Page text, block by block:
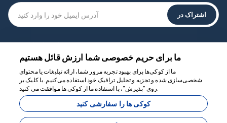
اشتراک در
رسانه های اجتماعی
ما برای حریم خصوصی شما ارزش قائل هستیم
ما از کوکی‌ها برای بهبود تجربه مرور شما، ارائه تبلیغات یا محتوای
شخصی‌سازی شده و تجزیه و تحلیل ترافیک خود استفاده می‌کنیم. با کلیک بر
روی "پذیرش"، با استفاده ما از کوکی ها موافقت می کنید.
کوکی ها را سفارشی کنید
ما برای کمک اینجاییم